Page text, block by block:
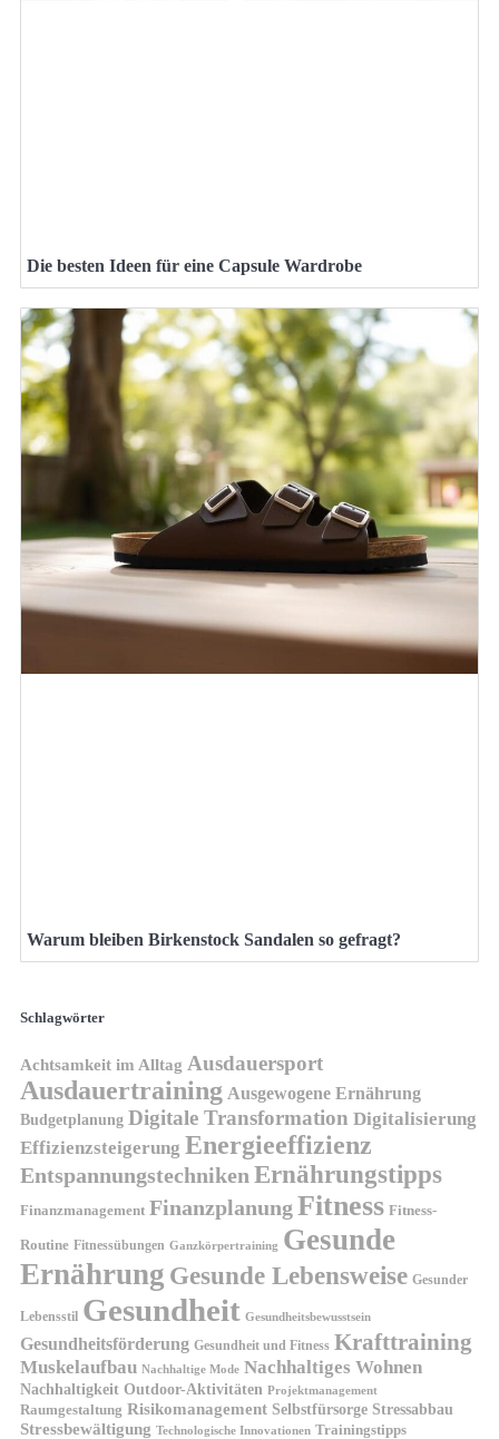
Die besten Ideen für eine Capsule Wardrobe
Warum bleiben Birkenstock Sandalen so gefragt?
Schlagwörter
Achtsamkeit im Alltag Ausdauersport
Ausdauertraining Ausgewogene Ernährung
Budgetplanung Digitale Transformation Digitalisierung
Effizienzsteigerung Energieeffizienz
Entspannungstechniken Ernährungstipps
Finanzmanagement Finanzplanung Fitness Fitness-
Routine Fitnessübungen Ganzkörpertraining Gesunde
Ernährung Gesunde Lebensweise Gesunder
Lebensstil Gesundheit Gesundheitsbewusstsein
Gesundheitsförderung Gesundheit und Fitness Krafttraining
Muskelaufbau Nachhaltige Mode Nachhaltiges Wohnen
Nachhaltigkeit Outdoor-Aktivitäten Projektmanagement
Raumgestaltung Risikomanagement Selbstfürsorge Stressabbau
Stressbewältigung Technologische Innovationen Trainingstipps